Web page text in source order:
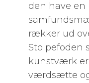
den have en
rækker ud
Stolpefoden
kunstværk
værdsætte